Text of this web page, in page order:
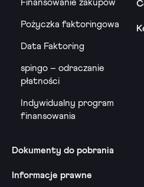
Finansowanie zakupów
Pożyczka faktoringowa
Data Faktoring
spingo – odraczanie
płatności
Indywidualny program
finansowania
Dokumenty do pobrania
Informacje prawne